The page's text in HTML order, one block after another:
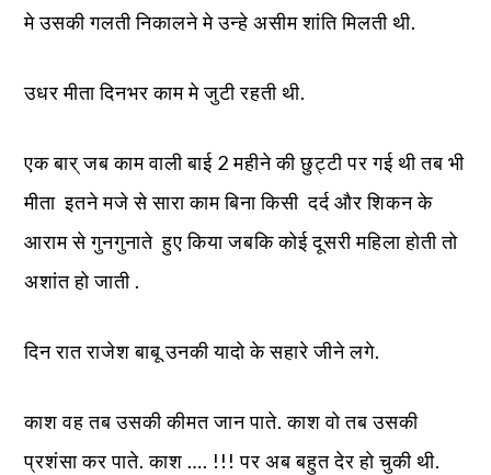
मे उसकी गलती निकालने मे उन्हे असीम शांति मिलती थी.
उधर मीता दिनभर काम मे जुटी रहती थी.
एक बार् जब काम वाली बाई 2 महीने की छुट्टी पर गई थी तब भी
मीता इतने मजे से सारा काम बिना किसी दर्द और शिकन के
आराम से गुनगुनाते हुए किया जबकि कोई दूसरी महिला होती तो
अशांत हो जाती .
दिन रात राजेश बाबू उनकी यादो के सहारे जीने लगे.
काश वह तब उसकी कीमत जान पाते. काश वो तब उसकी
प्रशंसा कर पाते. काश …. !!! पर अब बहुत देर हो चुकी थी.